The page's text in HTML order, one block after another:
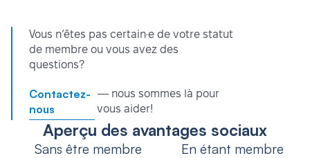
Vous n’êtes pas certain·e de votre statut
de membre ou vous avez des
questions?
Contactez-
nous
— nous sommes là pour
vous aider!
Aperçu des avantages sociaux
Sans être membre
En étant membre